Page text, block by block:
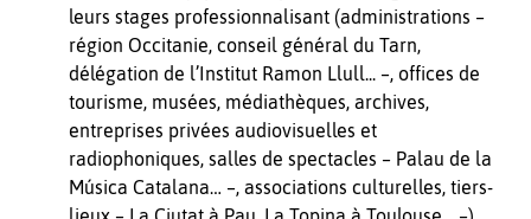
leurs stages professionnalisant (administrations –
région Occitanie, conseil général du Tarn,
délégation de l’Institut Ramon Llull... –, offices de
tourisme, musées, médiathèques, archives,
entreprises privées audiovisuelles et
radiophoniques, salles de spectacles – Palau de la
Música Catalana… –, associations culturelles, tiers-